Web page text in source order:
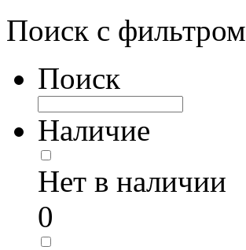
Поиск с фильтром
Поиск
Наличие
Нет в наличии
0